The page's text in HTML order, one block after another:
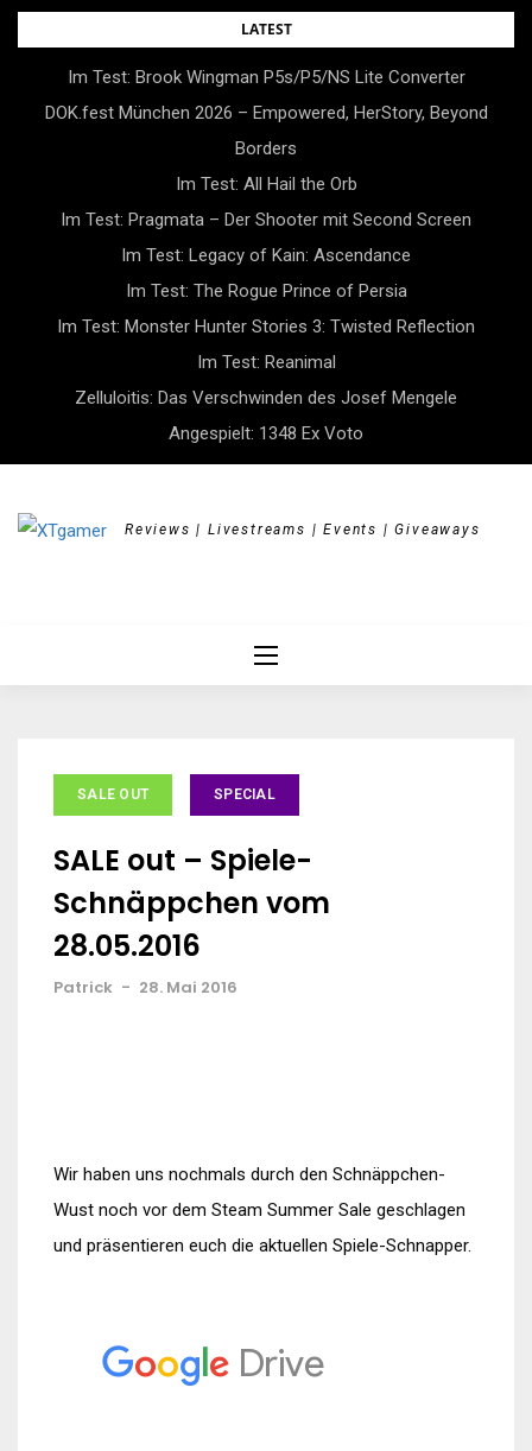
Skip
LATEST
Im Test: Brook Wingman P5s/P5/NS Lite Converter
DOK.fest München 2026 – Empowered, HerStory, Beyond
Borders
Im Test: All Hail the Orb
Im Test: Pragmata – Der Shooter mit Second Screen
Im Test: Legacy of Kain: Ascendance
Im Test: The Rogue Prince of Persia
Im Test: Monster Hunter Stories 3: Twisted Reflection
Im Test: Reanimal
Zelluloitis: Das Verschwinden des Josef Mengele
Angespielt: 1348 Ex Voto
Reviews | Livestreams | Events | Giveaways
SALE OUT SPECIAL
SALE out – Spiele-
Schnäppchen vom
28.05.2016
Patrick - 28. Mai 2016
Wir haben uns nochmals durch den Schnäppchen-
Wust noch vor dem Steam Summer Sale geschlagen
und präsentieren euch die aktuellen Spiele-Schnapper.